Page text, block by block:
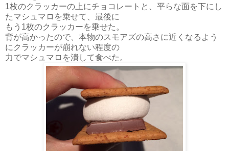
1枚のクラッカーの上にチョコレートと、平らな面を下にし
たマシュマロを乗せて、最後に
もう1枚のクラッカーを乗せた。
背が高かったので、本物のスモアズの高さに近くなるよう
にクラッカーが崩れない程度の
力でマシュマロを潰して食べた。